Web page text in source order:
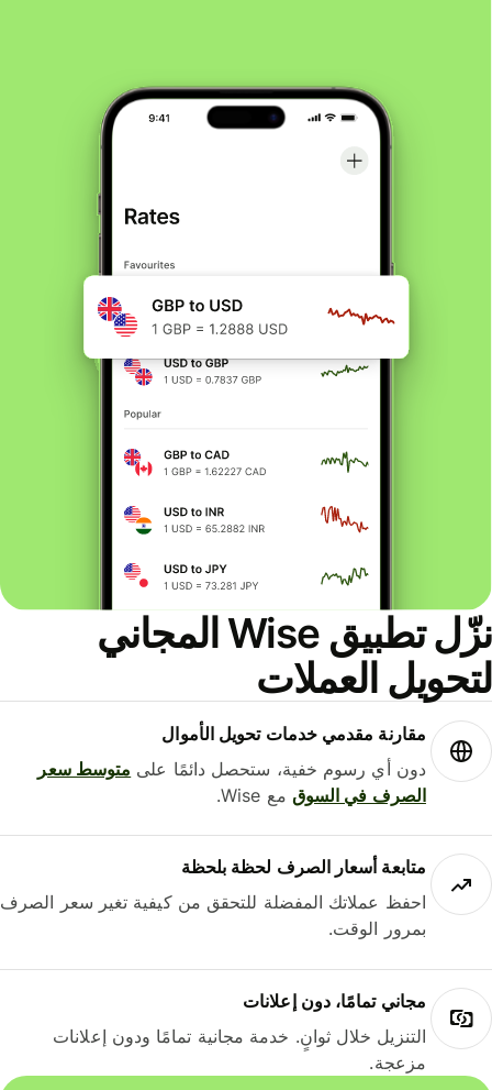
نزّل تطبيق Wise المجاني
العملات
مقارنة مقدمي خدمات تحويل الأموال
دون أي رسوم خفية، ستحصل دائمًا علىمتوسط ​​سعر
الصرف في السوقمع Wise.
متابعة أسعار الصرف لحظة بلحظة
احفظ عملاتك المفضلة للتحقق من كيفية تغير سعر الصرف
بمرور الوقت.
مجاني تمامًا، دون إعلانات
التنزيل خلال ثوانٍ. خدمة مجانية تمامًا ودون إعلانات
مزعجة.